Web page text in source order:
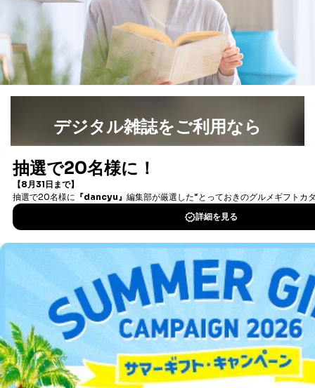
デジタル雑誌をご利用なら
書籍）が無料で読み放題！
DOWNLOAD FOR IOS
DOWNLOAD FOR ANDROID
ご利用方法はこちら
総合案内